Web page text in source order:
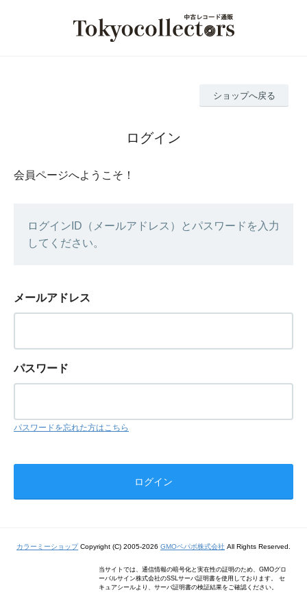
ショップへ戻る
ログイン
会員ページへようこそ！
ログインID（メールアドレス）とパスワードを入力
してください。
メールアドレス
パスワード
パスワードを忘れた方はこちら
カラーミーショップCopyright (C) 2005-2026 GMOペパボ株式会社 All Rights Reserved.
当サイトでは、通信情報の暗号化と実在性の証明のため、GMOグロ
ーバルサイン株式会社のSSLサーバ証明書を使用しております。 セ
キュアシールより、サーバ証明書の検証結果をご確認ください。